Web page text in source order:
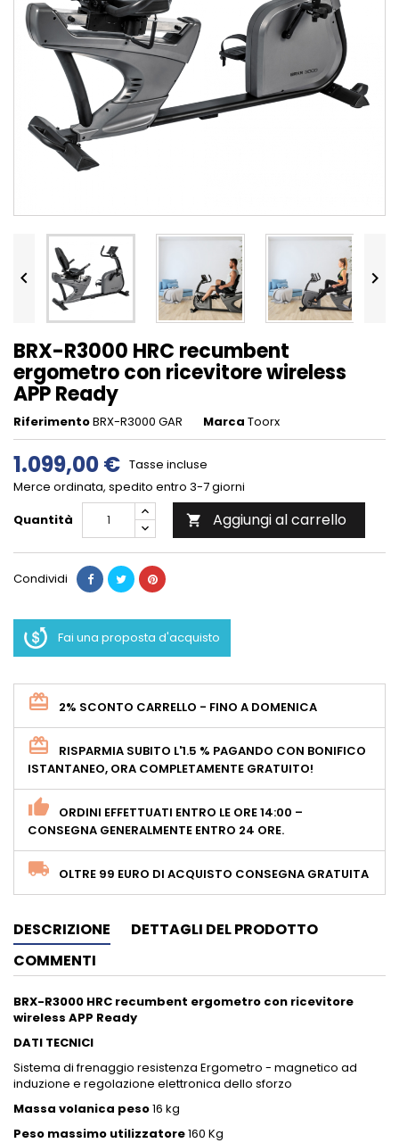
 
BRX-R3000 HRC recumbent
ergometro con ricevitore wireless
APP Ready
RiferimentoBRX-R3000 GAR Marca Toorx
1.099,00 € Tasse incluse
Merce ordinata, spedito entro 3-7 giorni
Quantità
 Aggiungi al carrello
Condividi
Fai una proposta d'acquisto
2% SCONTO CARRELLO - FINO A DOMENICA
RISPARMIA SUBITO L'1.5 % PAGANDO CON BONIFICO
ISTANTANEO, ORA COMPLETAMENTE GRATUITO!
ORDINI EFFETTUATI ENTRO LE ORE 14:00 –
CONSEGNA GENERALMENTE ENTRO 24 ORE.
OLTRE 99 EURO DI ACQUISTO CONSEGNA GRATUITA
DESCRIZIONE
DETTAGLI DEL PRODOTTO
COMMENTI
BRX-R3000 HRC recumbent ergometro con ricevitore
wireless APP Ready
DATI TECNICI
Sistema di frenaggio resistenza Ergometro - magnetico ad
induzione e regolazione elettronica dello sforzo
Massa volanica peso16 kg
Peso massimo utilizzatore160 Kg